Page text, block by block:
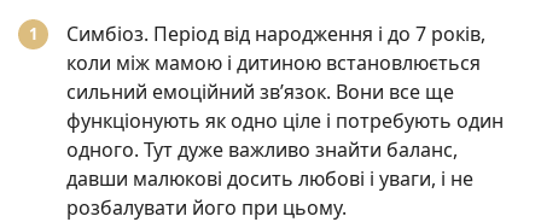
Симбіоз. Період від народження і до 7 років,
коли між мамою і дитиною встановлюється
сильний емоційний зв’язок. Вони все ще
функціонують як одно ціле і потребують один
одного. Тут дуже важливо знайти баланс,
давши малюкові досить любові і уваги, і не
розбалувати його при цьому.